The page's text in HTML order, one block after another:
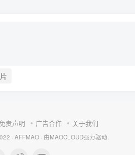
免责声明 广告合作 关于我们
· AFFMAO · 由MAOCLOUD强力驱动.